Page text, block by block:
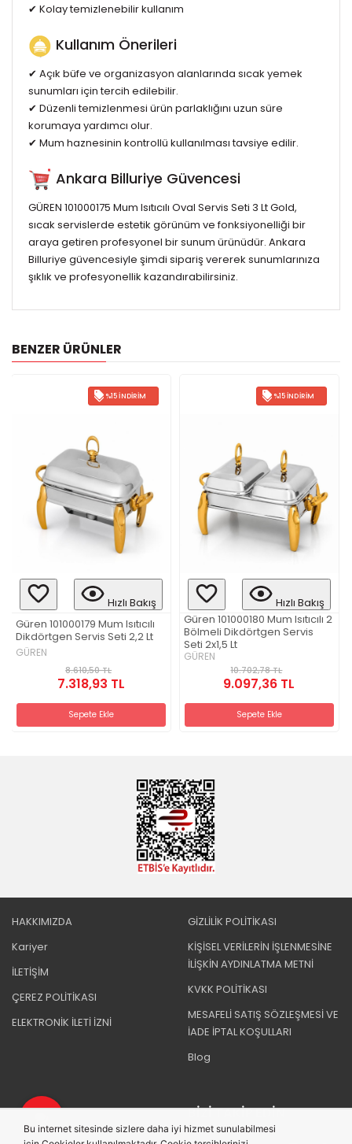
✔ Kolay temizlenebilir kullanım
Kullanım Önerileri
✔ Açık büfe ve organizasyon alanlarında sıcak yemek
sunumları için tercih edilebilir.
✔ Düzenli temizlenmesi ürün parlaklığını uzun süre
korumaya yardımcı olur.
✔ Mum haznesinin kontrollü kullanılması tavsiye edilir.
Ankara Billuriye Güvencesi
GÜREN 101000175 Mum Isıtıcılı Oval Servis Seti 3 Lt Gold,
sıcak servislerde estetik görünüm ve fonksiyonelliği bir
araya getiren profesyonel bir sunum ürünüdür. Ankara
Billuriye güvencesiyle şimdi sipariş vererek sunumlarınıza
şıklık ve profesyonellik kazandırabilirsiniz.
BENZER ÜRÜNLER
%15 İNDIRIM
Hızlı Bakış
Güren 101000179 Mum Isıtıcılı
Dikdörtgen Servis Seti 2,2 Lt
GÜREN
8.610,50 TL
7.318,93 TL
Sepete Ekle
%15 İNDIRIM
Hızlı Bakış
Güren 101000180 Mum Isıtıcılı 2
Bölmeli Dikdörtgen Servis
Seti 2x1,5 Lt
GÜREN
10.702,78 TL
9.097,36 TL
Sepete Ekle
HAKKIMIZDA
Kariyer
İLETİŞİM
ÇEREZ POLİTİKASI
ELEKTRONİK İLETİ İZNİ
GİZLİLİK POLİTİKASI
KİŞİSEL VERİLERİN İŞLENMESİNE
İLİŞKİN AYDINLATMA METNİ
KVKK POLİTİKASI
MESAFELİ SATIŞ SÖZLEŞMESİ VE
İADE İPTAL KOŞULLARI
Blog
BIZI TAKIP EDIN
Bu internet sitesinde sizlere daha iyi hizmet sunulabilmesi